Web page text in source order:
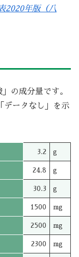
2020年版（八
の成分量です。
ータなし」を示
3.2 g
24.8 g
30.3 g
1500 mg
2500 mg
2300 mg